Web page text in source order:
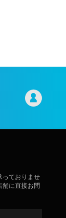
ておりませ
に直接お問